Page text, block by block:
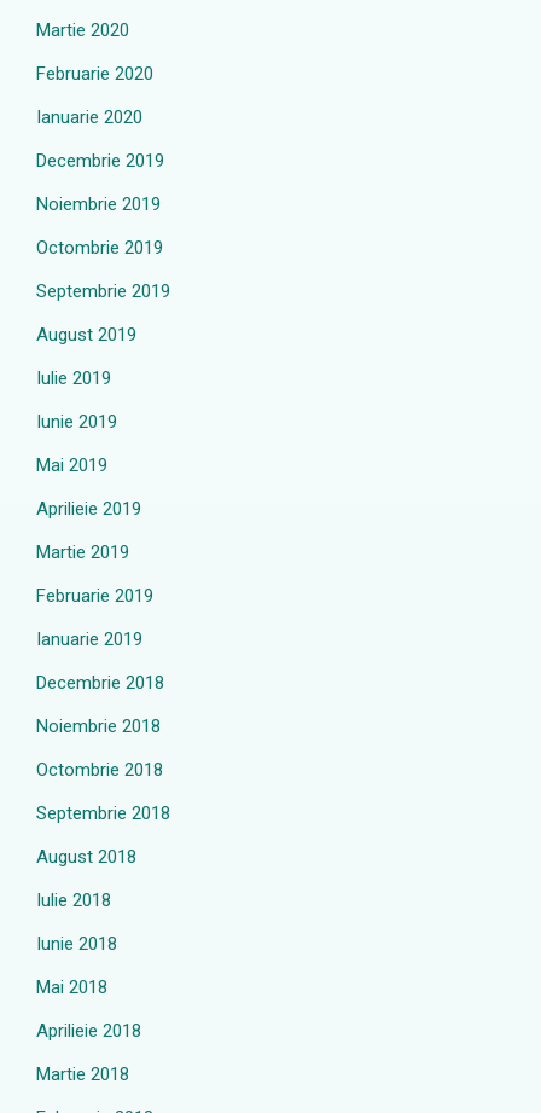
Martie 2020
Februarie 2020
Ianuarie 2020
Decembrie 2019
Noiembrie 2019
Octombrie 2019
Septembrie 2019
August 2019
Iulie 2019
Iunie 2019
Mai 2019
Aprilieie 2019
Martie 2019
Februarie 2019
Ianuarie 2019
Decembrie 2018
Noiembrie 2018
Octombrie 2018
Septembrie 2018
August 2018
Iulie 2018
Iunie 2018
Mai 2018
Aprilieie 2018
Martie 2018